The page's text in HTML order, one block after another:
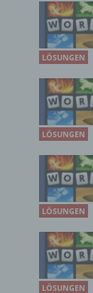
LÖSUNGEN
LÖSUNGEN
LÖSUNGEN
LÖSUNGEN